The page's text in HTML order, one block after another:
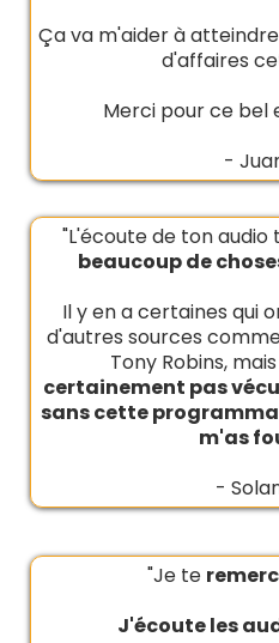
Ça va m'aider à
d'affaires
Merci pour ce bel
-
"L'écoute de ton audio
beaucoup de
Il y en a certaines qui
d'autres sources
Tony Robins,
certainement pas
sans cette
m'as
-
"Je te
J'écoute les